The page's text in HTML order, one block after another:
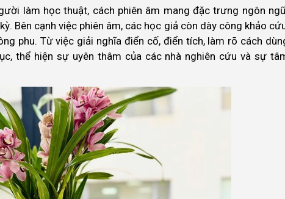
làm học thuật, cách phiên âm mang đặc trưng ngôn
Bên cạnh việc phiên âm, các học giả còn dày công khảo
phu. Từ việc giải nghĩa điển cố, điển tích, làm rõ cách
thể hiện sự uyên thâm của các nhà nghiên cứu và sự